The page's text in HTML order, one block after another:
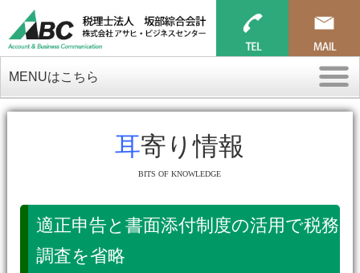
MENUはこちら
耳寄り情報
BITS OF KNOWLEDGE
適正申告と書面添付制度の活用で税務
調査を省略